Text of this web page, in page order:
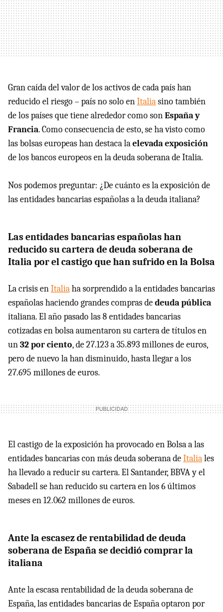
Gran caída del valor de los activos de cada país han
reducido el riesgo – país no solo enItaliasino también
de los países que tiene alrededor como sonEspaña y
Francia. Como consecuencia de esto, se ha visto como
las bolsas europeas han destaca laelevada exposición
de los bancos europeos en la deuda soberana de Italia.
Nos podemos preguntar: ¿De cuánto es la exposición de
las entidades bancarias españolas a la deuda italiana?
Las entidades bancarias españolas han
reducido su cartera de deuda soberana de
Italia por el castigo que han sufrido en la Bolsa
La crisis enItaliaha sorprendido a la entidades bancarias
españolas haciendo grandes compras dedeuda pública
italiana. El año pasado las 8 entidades bancarias
cotizadas en bolsa aumentaron su cartera de títulos en
un32 por ciento, de 27.123 a 35.893 millones de euros,
pero de nuevo la han disminuido, hasta llegar a los
27.695 millones de euros.
El castigo de la exposición ha provocado en Bolsa a las
entidades bancarias con más deuda soberana deItaliales
ha llevado a reducir su cartera. El Santander, BBVA y el
Sabadell se han reducido su cartera en los 6 últimos
meses en 12.062 millones de euros.
Ante la escasez de rentabilidad de deuda
soberana de España se decidió comprar la
italiana
Ante la escasa rentabilidad de la deuda soberana de
España, las entidades bancarias de España optaron por